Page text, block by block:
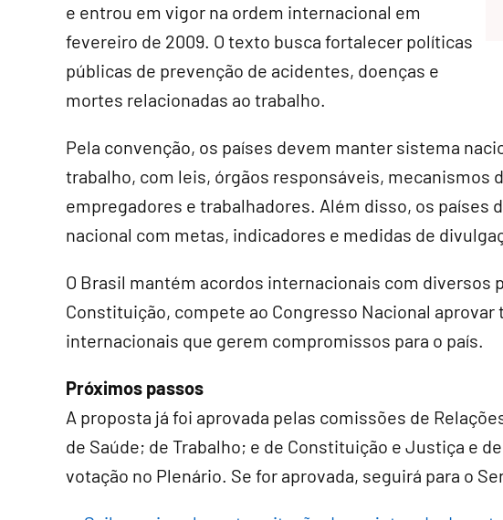
e entrou em vigor na ordem internacional em
fevereiro de 2009. O texto busca fortalecer políticas
públicas de prevenção de acidentes, doenças e
mortes relacionadas ao trabalho.
Pela convenção, os países devem manter sistema
trabalho, com leis, órgãos responsáveis, mecanismos
empregadores e trabalhadores. Além disso, os países
nacional com metas, indicadores e medidas de
O Brasil mantém acordos internacionais com diversos
Constituição, compete ao Congresso Nacional aprovar
internacionais que gerem compromissos para o país.
Próximos passos
A proposta já foi aprovada pelas comissões de
de Saúde; de Trabalho; e de Constituição e Justiça e
votação no Plenário. Se for aprovada, seguirá para o